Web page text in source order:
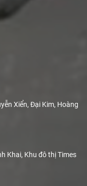
Xiển, Đại Kim, Hoàng
Khai, Khu đô thị Times